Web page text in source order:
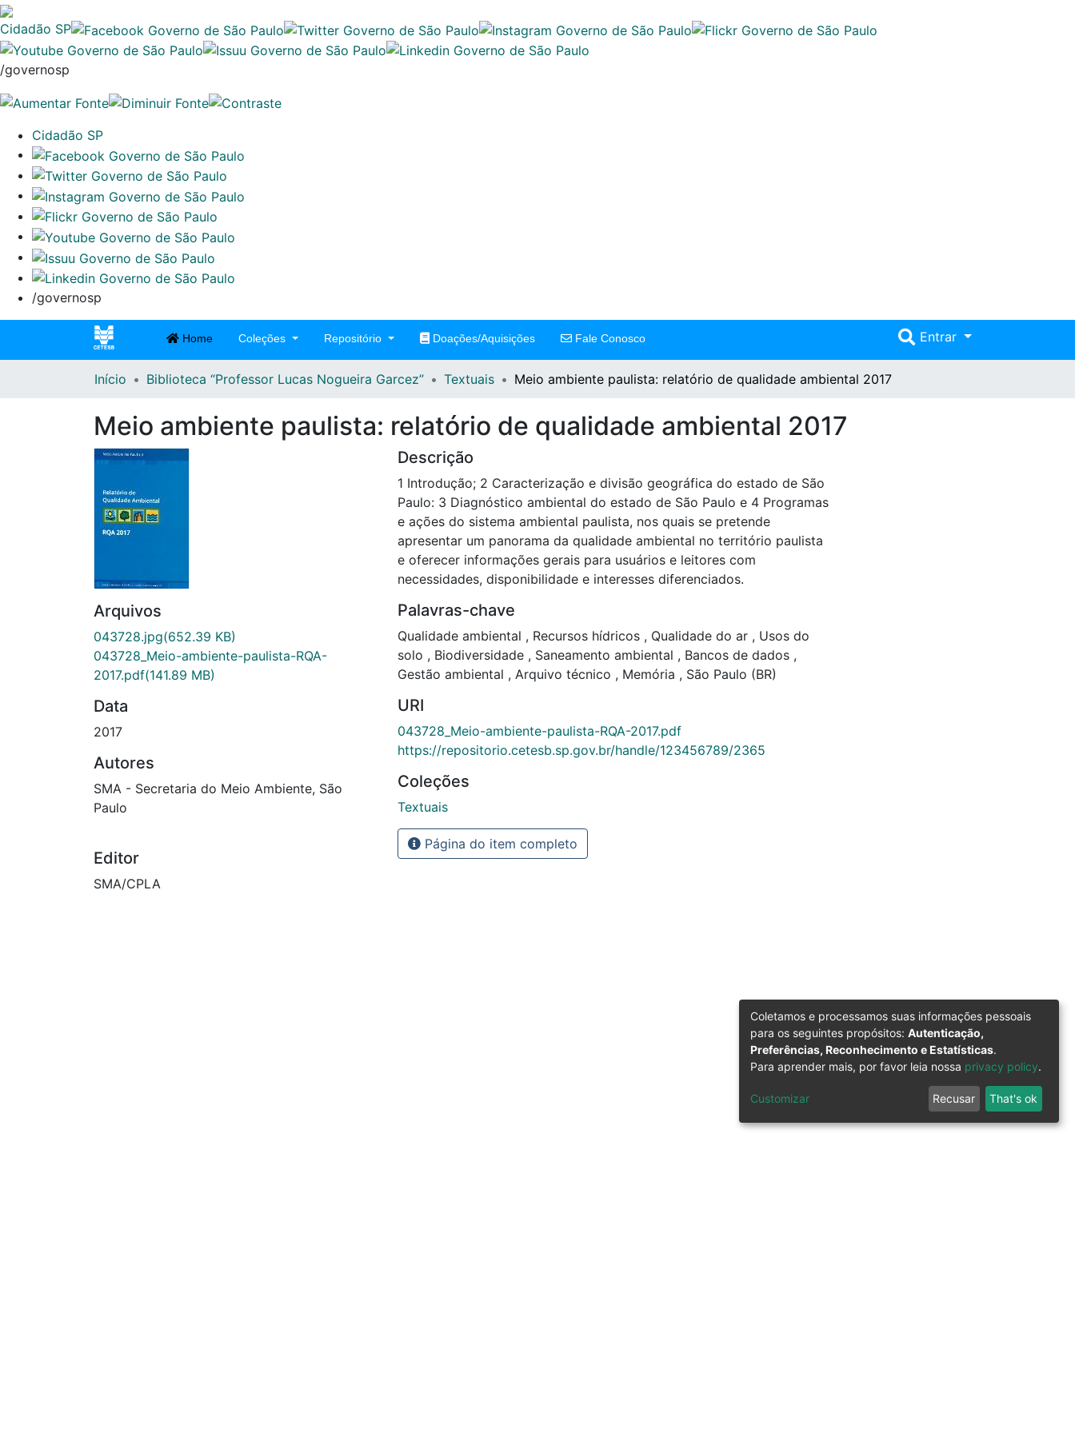
Cidadão SP
/governosp
Cidadão SP
/governosp
Entrar
Home Coleções Repositório Doações/Aquisições Fale Conosco
Início Biblioteca “Professor Lucas Nogueira Garcez” Textuais Meio ambiente paulista: relatório de qualidade ambiental 2017
Meio ambiente paulista: relatório de qualidade ambiental 2017
Arquivos
043728.jpg(652.39 KB)
043728_Meio-ambiente-paulista-RQA-
2017.pdf(141.89 MB)
Data
2017
Autores
SMA - Secretaria do Meio Ambiente, São
Paulo
Editor
SMA/CPLA
Descrição
1 Introdução; 2 Caracterização e divisão geográfica do estado de São
Paulo: 3 Diagnóstico ambiental do estado de São Paulo e 4 Programas
e ações do sistema ambiental paulista, nos quais se pretende
apresentar um panorama da qualidade ambiental no território paulista
e oferecer informações gerais para usuários e leitores com
necessidades, disponibilidade e interesses diferenciados.
Palavras-chave
Qualidade ambiental , Recursos hídricos , Qualidade do ar , Usos do
solo , Biodiversidade , Saneamento ambiental , Bancos de dados ,
Gestão ambiental , Arquivo técnico , Memória , São Paulo (BR)
URI
043728_Meio-ambiente-paulista-RQA-2017.pdf
https://repositorio.cetesb.sp.gov.br/handle/123456789/2365
Coleções
Textuais
Página do item completo
Coletamos e processamos suas informações pessoais
para os seguintes propósitos: Autenticação,
Preferências, Reconhecimento e Estatísticas.
Para aprender mais, por favor leia nossa privacy policy.
Customizar Recusar That's ok